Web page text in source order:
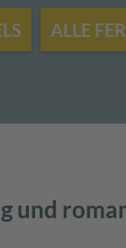
ALLE
und